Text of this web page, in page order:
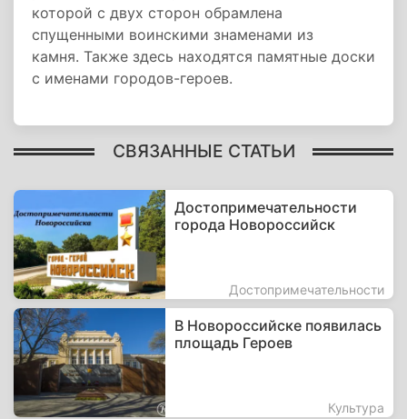
которой с двух сторон обрамлена
спущенными воинскими знаменами из
камня. Также здесь находятся памятные доски
с именами городов-героев.
подробнее: http://vetert.ru/rossiya/novorossijsk/sights/445-
подробнее: http://vetert.ru/rossiya/novorossijsk/sights/445-
подробнее: http://vetert.ru/rossiya/novorossijsk/sights/445-
СВЯЗАННЫЕ СТАТЬИ
Достопримечательности
города Новороссийск
Достопримечательности
В Новороссийске появилась
площадь Героев
Культура